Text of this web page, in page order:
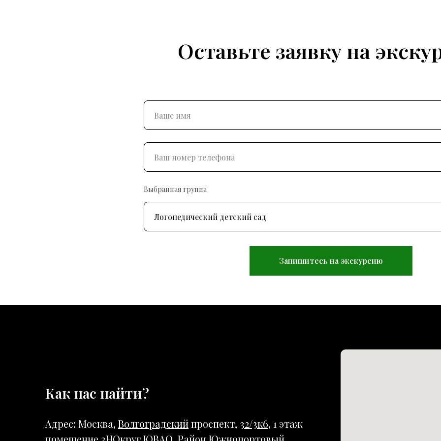
Оставьте заявку на
Выбранная группа
Запишитесь на экскурсию
Как нас найти?
Адрес: Москва, Волгоградскийпроспект, 32/3к6, 1 этаж